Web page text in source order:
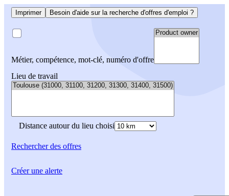
Imprimer Besoin d'aide sur la recherche d'offres d'emploi ?
Métier, compétence, mot-clé, numéro d'offre
Lieu de travail
Distance autour du lieu choisi
Rechercherdes offres
Créer une alerte